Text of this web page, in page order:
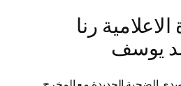
رنا
يوسف